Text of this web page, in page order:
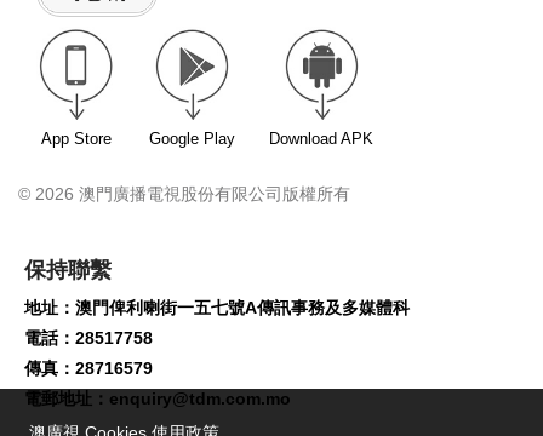
App Store Google Play Download APK
© 2026 澳門廣播電視股份有限公司版權所有
保持聯繫
地址：澳門俾利喇街一五七號A傳訊事務及多媒體科
電話：28517758
傳真：28716579
電郵地址： enquiry@tdm.com.mo